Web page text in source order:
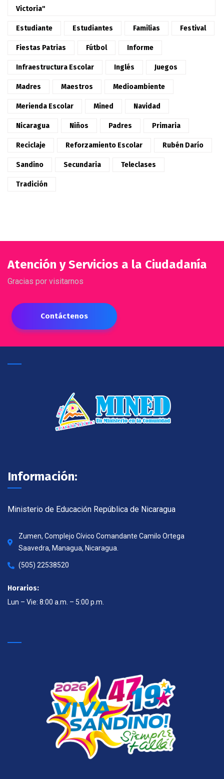
Victoria"
Estudiante Estudiantes Familias Festival
Fiestas Patrias Fútbol Informe
Infraestructura Escolar Inglés Juegos
Madres Maestros Medioambiente
Merienda Escolar Mined Navidad
Nicaragua Niños Padres Primaria
Reciclaje Reforzamiento Escolar Rubén Darío
Sandino Secundaria Teleclases
Tradición
Atención y Servicios a la Ciudadanía
Gracias por visitarnos
Contáctenos
Información:
Ministerio de Educación República de Nicaragua
Zumen, Complejo Cívico Comandante Camilo Ortega
Saavedra, Managua, Nicaragua.
(505) 22538520
Horarios:
Lun – Vie: 8:00 a.m. – 5:00 p.m.